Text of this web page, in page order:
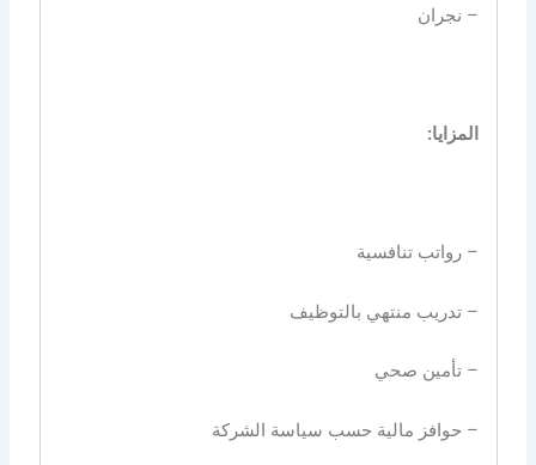
– نجران
المزايا:
– رواتب تنافسية
– تدريب منتهي بالتوظيف
– تأمين صحي
– حوافز مالية حسب سياسة الشركة